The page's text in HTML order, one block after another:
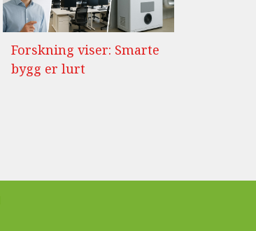
Forskning viser: Smarte
bygg er lurt